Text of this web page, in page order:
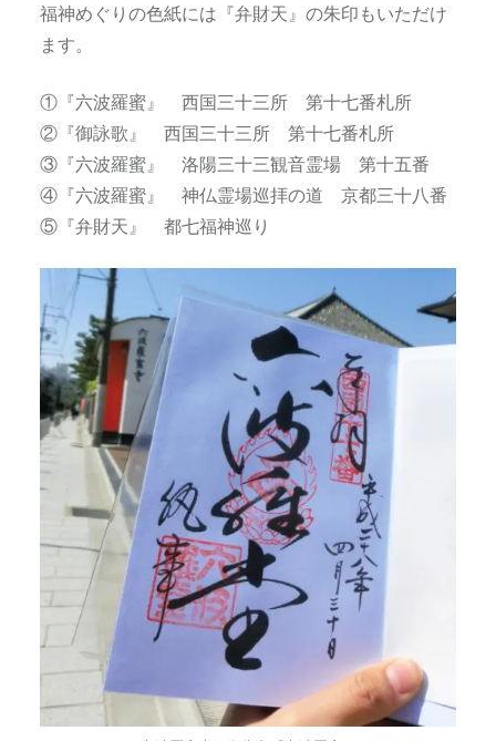
福神めぐりの色紙には『弁財天』の朱印もいただけ
ます。
①『六波羅蜜』 西国三十三所 第十七番札所
②『御詠歌』 西国三十三所 第十七番札所
③『六波羅蜜』 洛陽三十三観音霊場 第十五番
④『六波羅蜜』 神仏霊場巡拝の道 京都三十八番
⑤『弁財天』 都七福神巡り